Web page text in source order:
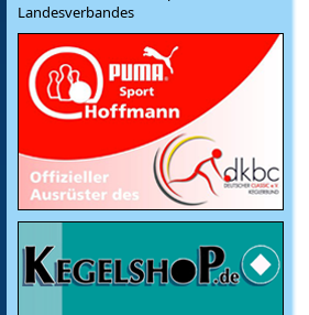
Landesverbandes